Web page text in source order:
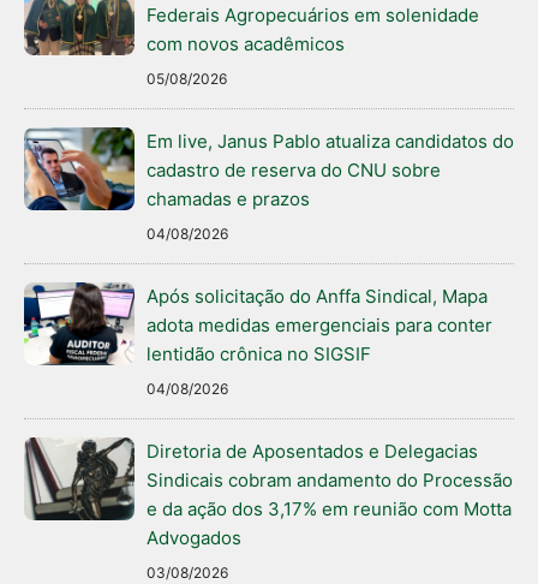
Federais Agropecuários em solenidade
com novos acadêmicos
05/08/2026
Em live, Janus Pablo atualiza candidatos do
cadastro de reserva do CNU sobre
chamadas e prazos
04/08/2026
Após solicitação do Anffa Sindical, Mapa
adota medidas emergenciais para conter
lentidão crônica no SIGSIF
04/08/2026
Diretoria de Aposentados e Delegacias
Sindicais cobram andamento do Processão
e da ação dos 3,17% em reunião com Motta
Advogados
03/08/2026